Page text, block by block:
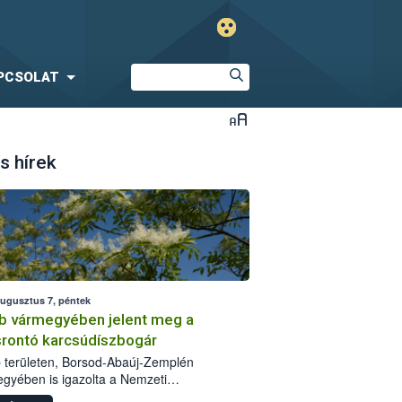
hírek
7, péntek
vármegyében jelent meg a
karcsúdíszbogár
területen, Borsod-Abaúj-Zemplén
is igazolta a Nemzeti
biztonsági Hivatal (Nébih) a